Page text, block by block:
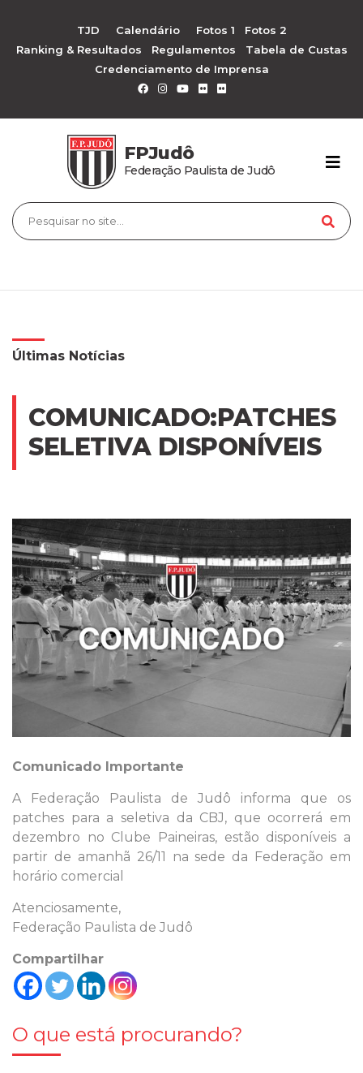
TJD Calendário Fotos 1
Fotos 2
Ranking & Resultados
Regulamentos
Tabela de Custas
Credenciamento de Imprensa
FPJudô
Federação Paulista de Judô
Últimas Notícias
COMUNICADO:PATCHES
SELETIVA DISPONÍVEIS
Comunicado Importante
A Federação Paulista de Judô informa que os
patches para a seletiva da CBJ, que ocorrerá em
dezembro no Clube Paineiras, estão disponíveis a
partir de amanhã 26/11 na sede da Federação em
horário comercial
Atenciosamente,
Federação Paulista de Judô
Compartilhar
O que está procurando?